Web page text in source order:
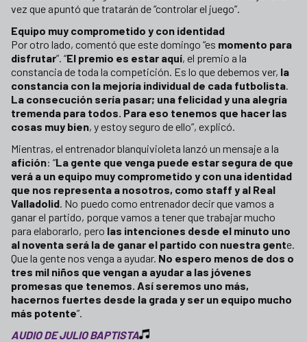
vez que apuntó que tratarán de “controlar el juego”.
Equipo muy comprometido y con identidad
Por otro lado, comentó que este domingo “es momento para
disfrutar”. “El premio es estar aquí, el premio a la
constancia de toda la competición. Es lo que debemos ver, la
constancia con la mejoría individual de cada futbolista.
La consecución sería pasar; una felicidad y una alegría
tremenda para todos. Para eso tenemos que hacer las
cosas muy bien, y estoy seguro de ello”, explicó.
Mientras, el entrenador blanquivioleta lanzó un mensaje a la
afición: “La gente que venga puede estar segura de que
verá a un equipo muy comprometido y con una identidad
que nos representa a nosotros, como staff y al Real
Valladolid. No puedo como entrenador decir que vamos a
ganar el partido, porque vamos a tener que trabajar mucho
para elaborarlo, pero las intenciones desde el minuto uno
al noventa será la de ganar el partido con nuestra gente.
Que la gente nos venga a ayudar. No espero menos de dos o
tres mil niños que vengan a ayudar a las jóvenes
promesas que tenemos. Así seremos uno más,
hacernos fuertes desde la grada y ser un equipo mucho
más potente”.
AUDIO DE JULIO BAPTISTA